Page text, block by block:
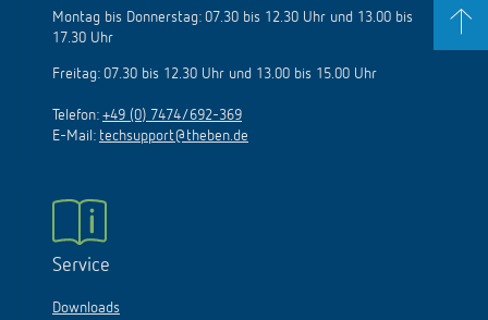
Montag bis Donnerstag: 07.30 bis 12.30 Uhr und 13.00 bis
17.30 Uhr
Freitag: 07.30 bis 12.30 Uhr und 13.00 bis 15.00 Uhr
Telefon: +49 (0) 7474/692-369
E-Mail: techsupport@theben.de
Service
Downloads